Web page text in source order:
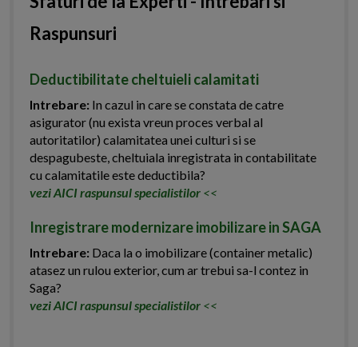
Raspunsuri
Deductibilitate cheltuieli calamitati
Intrebare: In cazul in care se constata de catre
asigurator (nu exista vreun proces verbal al
autoritatilor) calamitatea unei culturi si se
despagubeste, cheltuiala inregistrata in contabilitate
cu calamitatile este deductibila?
vezi AICI raspunsul specialistilor <<
Inregistrare modernizare imobilizare in SAGA
Intrebare: Daca la o imobilizare (container metalic)
atasez un rulou exterior, cum ar trebui sa-l contez in
Saga?
vezi AICI raspunsul specialistilor <<